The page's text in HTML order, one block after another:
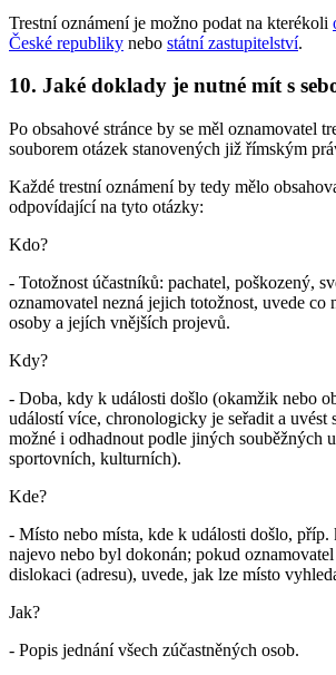
Trestní oznámení je možno podat na kterékoli
České republiky nebo státní zastupitelství.
10. Jaké doklady je nutné mít s
Po obsahové stránce by se měl oznamovatel
souborem otázek stanovených již římským
Každé trestní oznámení by tedy mělo
odpovídající na tyto otázky:
Kdo?
- Totožnost účastníků: pachatel, poškozený,
oznamovatel nezná jejich totožnost, uvede co
osoby a jejích vnějších projevů.
Kdy?
- Doba, kdy k události došlo (okamžik nebo
událostí více, chronologicky je seřadit a uvést
možné i odhadnout podle jiných souběžných
sportovních, kulturních).
Kde?
- Místo nebo místa, kde k události došlo, příp.
najevo nebo byl dokonán; pokud oznamovatel
dislokaci (adresu), uvede, jak lze místo
Jak?
- Popis jednání všech zúčastněných osob.